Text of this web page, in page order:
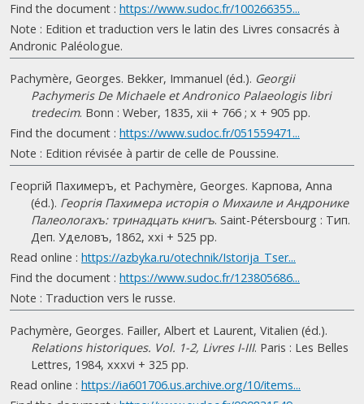
Find the document : https://www.sudoc.fr/100266355...
Note : Edition et traduction vers le latin des Livres consacrés à
Andronic Paléologue.
Pachymère, Georges. Bekker, Immanuel (éd.). Georgii
Pachymeris De Michaele et Andronico Palaeologis libri
tredecim. Bonn : Weber, 1835, xii + 766 ; x + 905 pp.
Find the document : https://www.sudoc.fr/051559471...
Note : Edition révisée à partir de celle de Poussine.
Георгiй Пахимеръ, et Pachymère, Georges. Карпова, Anna
(éd.). Георгiя Пахимера исторiя о Михаиле и Андронике
Палеологахъ: тринадцать книгъ. Saint-Pétersbourg : Тип.
Деп. Уделовъ, 1862, xxi + 525 pp.
Read online : https://azbyka.ru/otechnik/Istorija_Tser...
Find the document : https://www.sudoc.fr/123805686...
Note : Traduction vers le russe.
Pachymère, Georges. Failler, Albert et Laurent, Vitalien (éd.).
Relations historiques. Vol. 1-2, Livres I-III. Paris : Les Belles
Lettres, 1984, xxxvi + 325 pp.
Read online : https://ia601706.us.archive.org/10/items...